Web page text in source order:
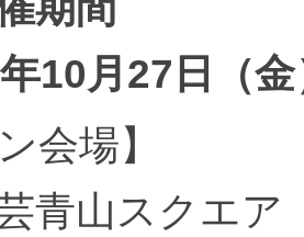
10月27日（
会場】
青山スクエア